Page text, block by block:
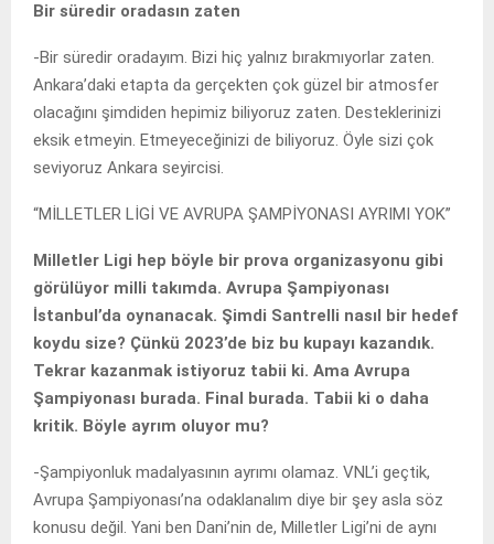
Bir süredir oradasın zaten
-Bir süredir oradayım. Bizi hiç yalnız bırakmıyorlar zaten.
Ankara’daki etapta da gerçekten çok güzel bir atmosfer
olacağını şimdiden hepimiz biliyoruz zaten. Desteklerinizi
eksik etmeyin. Etmeyeceğinizi de biliyoruz. Öyle sizi çok
seviyoruz Ankara seyircisi.
“MİLLETLER LİGİ VE AVRUPA ŞAMPİYONASI AYRIMI YOK”
Milletler Ligi hep böyle bir prova organizasyonu gibi
görülüyor milli takımda. Avrupa Şampiyonası
İstanbul’da oynanacak. Şimdi Santrelli nasıl bir hedef
koydu size? Çünkü 2023’de biz bu kupayı kazandık.
Tekrar kazanmak istiyoruz tabii ki. Ama Avrupa
Şampiyonası burada. Final burada. Tabii ki o daha
kritik. Böyle ayrım oluyor mu?
-Şampiyonluk madalyasının ayrımı olamaz. VNL’i geçtik,
Avrupa Şampiyonası’na odaklanalım diye bir şey asla söz
konusu değil. Yani ben Dani’nin de, Milletler Ligi’ni de aynı